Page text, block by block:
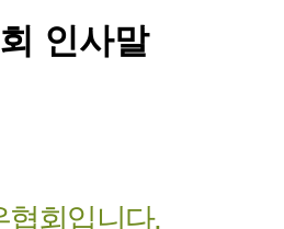
인사말
협회입니다.